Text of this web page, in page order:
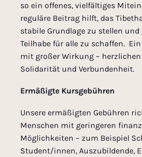
so ein offenes, vielfältiges
reguläre Beitrag hilft, das
stabile Grundlage zu stellen
Teilhabe für alle zu schaffen.
mit großer Wirkung –
Solidarität und Verbundenheit.
Ermäßigte Kursgebühren
Unsere ermäßigten Gebühren
Menschen mit geringeren
Möglichkeiten – zum Beispiel
Student/innen, Auszubildende,